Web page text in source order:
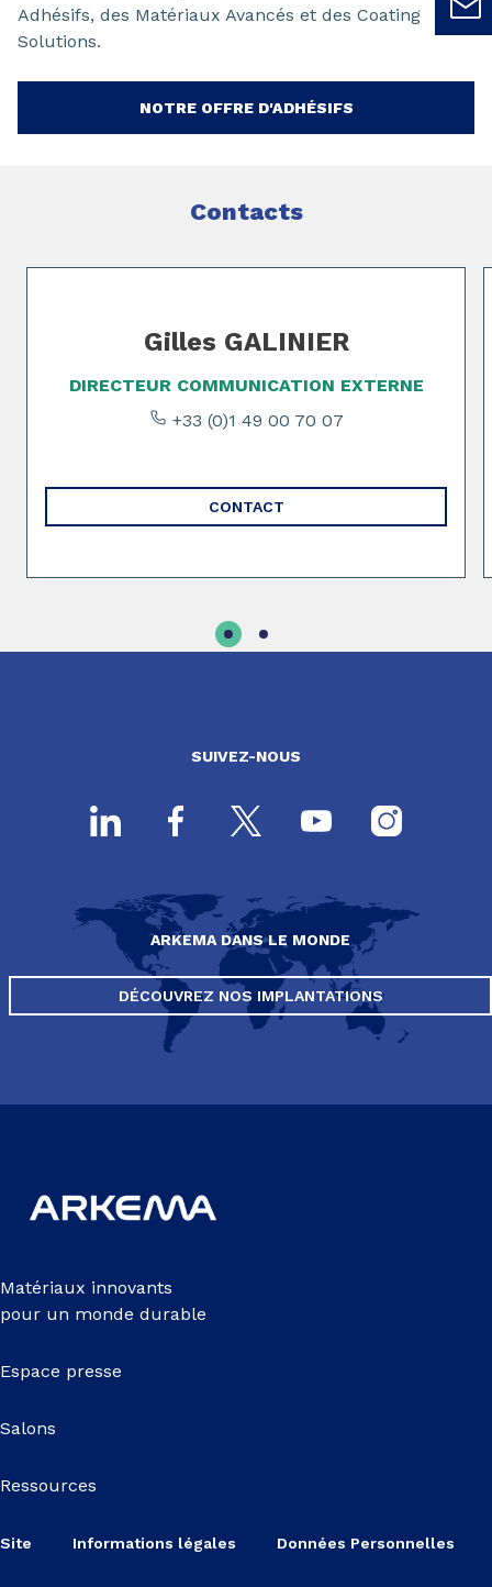
Adhésifs, des Matériaux Avancés et des Coating
Solutions.
NOTRE OFFRE D'ADHÉSIFS
Contacts
Page 1 of 2
Gilles GALINIER
DIRECTEUR COMMUNICATION EXTERNE
+33 (0)1 49 00 70 07
CONTACT
SUIVEZ-NOUS
ARKEMA DANS LE MONDE
DÉCOUVREZ NOS IMPLANTATIONS
Matériaux innovants
pour un monde durable
Espace presse
Salons
Ressources
Site Informations légales Données Personnelles